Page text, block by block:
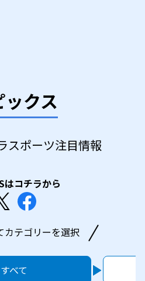
ックス
スポーツ注目情報
はコチラから
カテゴリーを選択
すべて